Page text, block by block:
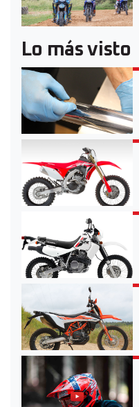
Lo más visto